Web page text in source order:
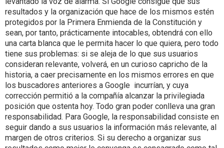
resultados y la organización que hace de los mismos estén
protegidos por la Primera Enmienda de la Constitución y
sean, por tanto, prácticamente intocables, obtendrá con ello
una carta blanca que le permita hacer lo que quiera, pero todo
tiene sus problemas: si se aleja de lo que sus usuarios
consideran relevante, volverá, en un curioso capricho de la
historia, a caer precisamente en los mismos errores en que
los buscadores anteriores a Google incurrían, y cuya
corrección permitió a la compañía alcanzar la privilegiada
posición que ostenta hoy. Todo gran poder conlleva una gran
responsabilidad. Para Google, la responsabilidad consiste en
seguir dando a sus usuarios la información más relevante, al
margen de otros criterios. Si su derecho a organizar sus